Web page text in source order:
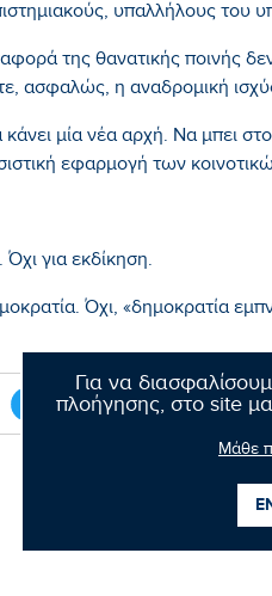
Για να
πλοήγησης, στο site
Μάθε
υπαλλήλους του
της θανατικής ποινής
ασφαλώς, η αναδρομική
κάνει μία νέα αρχή. Να μπει
εφαρμογή των
για εκδίκηση.
Όχι, «δημοκρατία